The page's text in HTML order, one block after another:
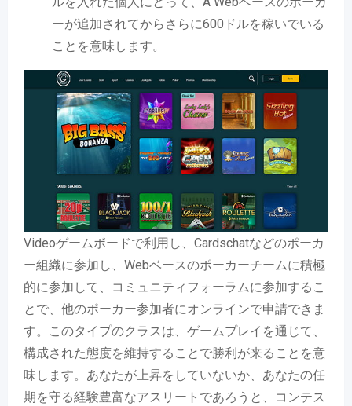
ーが追加されてからさらに600ドルを稼いでいる
ことを意味します。
Videoゲームボードで利用し、Cardschatなどのポーカ
ー組織に参加し、Webベースのポーカーチームに積極
的に参加して、コミュニティフォーラムに参加するこ
とで、他のポーカー参加者にオンラインで申請できま
す。このタイプのクラスは、ゲームプレイを通じて、
構成された態度を維持することで勝利が来ることを意
味します。あなたが上昇をしていないか、あなたの任
期を守る経験豊富なアスリートであろうと、コンテス